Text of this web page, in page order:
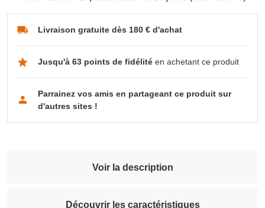
Livraison gratuite dès 180 € d'achat
Jusqu'à 63 points de fidélitéen achetant ce produit
Parrainez vos amis en partageant ce produit sur
d'autres sites !
Voir la description
Découvrir les caractéristiques